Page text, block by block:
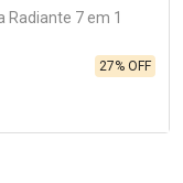
Radiante 7 em 1
27% OFF